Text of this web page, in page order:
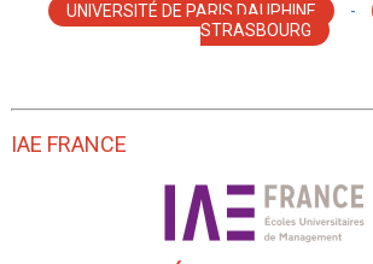
UNIVERSITÉ DE PARIS DAUPHINE -
STRASBOURG
IAE FRANCE